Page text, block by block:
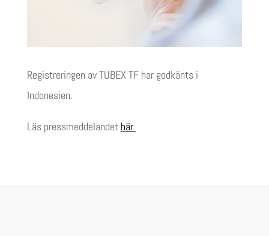
Registreringen av TUBEX TF har godkänts i
Indonesien.
Läs pressmeddelandet här